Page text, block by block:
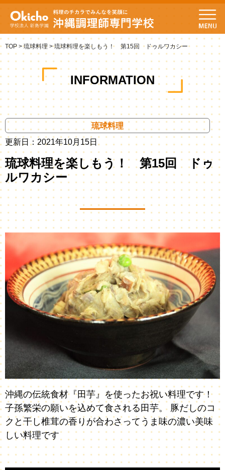
TOP >琉球料理 >琉球料理を楽しもう！ 第15回 ドゥルワカシー
INFORMATION
琉球料理
更新日：2021年10月15日
琉球料理を楽しもう！ 第15回 ドゥ
ルワカシー
沖縄の伝統食材『田芋』を使ったお祝い料理です！
子孫繁栄の願いを込めて食される田芋。 豚だしのコ
クと干し椎茸の香りが合わさってうま味の濃い美味
しい料理です